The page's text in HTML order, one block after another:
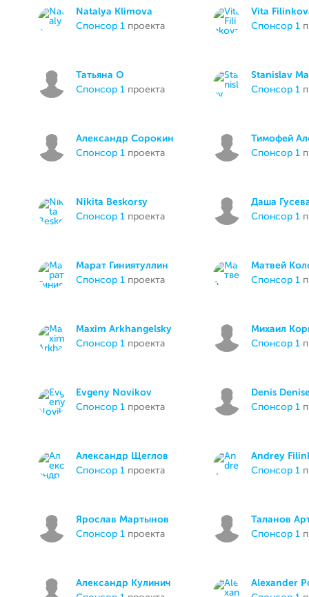
Natalya Klimova
спонсор 1 проекта
Vita
спонсор 1
Татьяна О
спонсор 1 проекта
Stanislav
спонсор 1
Александр Сорокин
спонсор 1 проекта
Тимофей
спонсор 1
Nikita Beskorsy
спонсор 1 проекта
Даша
спонсор 1
Марат Гиниятуллин
спонсор 1 проекта
Матвей
спонсор 1
Maxim Arkhangelsky
спонсор 1 проекта
Михаил
спонсор 1
Evgeny Novikov
спонсор 1 проекта
Denis
спонсор 1
Александр Щеглов
спонсор 1 проекта
Andrey
спонсор 1
Ярослав Мартынов
спонсор 1 проекта
Таланов
спонсор 1
Александр Кулинич
Alexander